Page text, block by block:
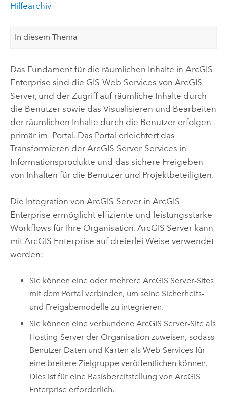
Hilfearchiv
In diesem Thema
Das Fundament für die räumlichen Inhalte in ArcGIS
Enterprise sind die GIS-Web-Services von ArcGIS
Server, und der Zugriff auf räumliche Inhalte durch
die Benutzer sowie das Visualisieren und Bearbeiten
der räumlichen Inhalte durch die Benutzer erfolgen
primär im -Portal. Das Portal erleichtert das
Transformieren der ArcGIS Server-Services in
Informationsprodukte und das sichere Freigeben
von Inhalten für die Benutzer und Projektbeteiligten.
Die Integration von ArcGIS Serverin ArcGIS
Enterprise ermöglicht effiziente und leistungsstarke
Workflows für Ihre Organisation. ArcGIS Serverkann
mit ArcGIS Enterprise auf dreierlei Weise verwendet
werden:
Sie können eine oder mehrereArcGIS Server-Sites
mit dem Portal verbinden, um seine Sicherheits-
und Freigabemodelle zu integrieren.
Sie können eine verbundeneArcGIS Server-Site als
Hosting-Server der Organisation zuweisen, sodass
Benutzer Daten und Karten als Web-Services für
eine breitere Zielgruppe veröffentlichen können.
Dies ist für eine Basisbereitstellung vonArcGIS
Enterprise erforderlich.